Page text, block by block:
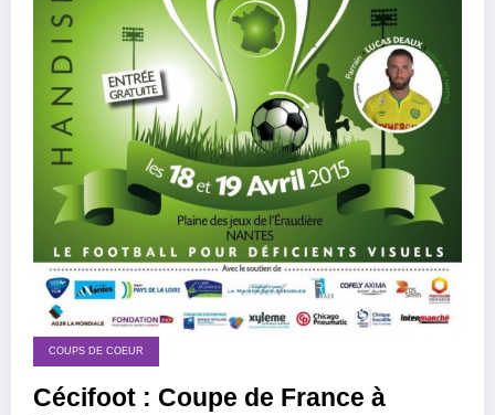
COUPS DE COEUR
Cécifoot : Coupe de France à